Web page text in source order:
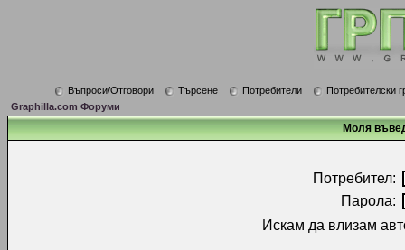
Въпроси/Отговори Търсене Потребители
Потребителски
Graphilla.com Форуми
Моля
Потребител:
Парола:
Искам да влизам